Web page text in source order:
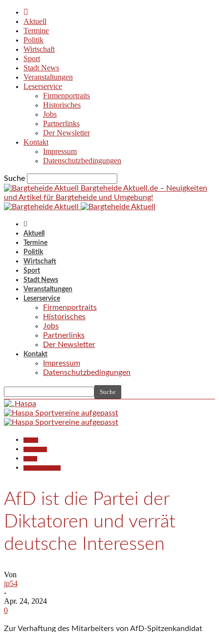
Aktuell
Termine
Politik
Wirtschaft
Sport
Stadt News
Veranstaltungen
Leserservice
Firmenportraits
Historisches
Jobs
Partnerlinks
Der Newsletter
Kontakt
Impressum
Datenschutzbedingungen
Suche
Bargteheide Aktuell.de – Neuigkeiten
und Artikel für Bargteheide und Umgebung!
Aktuell
Termine
Politik
Wirtschaft
Sport
Stadt News
Veranstaltungen
Leserservice
Firmenportraits
Historisches
Jobs
Partnerlinks
Der Newsletter
Kontakt
Impressum
Datenschutzbedingungen
AfD ist die Partei der
Diktatoren und verrät
deutsche Interessen
Von
jp54
-
Apr. 24, 2024
0
Zur Verhaftung des Mitarbeiters von AfD-Spitzenkandidat